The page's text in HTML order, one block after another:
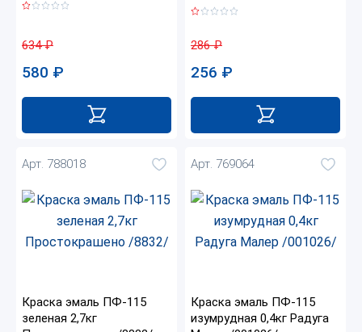
634₽
580 ₽
286₽
256 ₽
Арт. 788018
Краска эмаль ПФ-115
зеленая 2,7кг
Арт. 769064
Краска эмаль ПФ-115
изумрудная 0,4кг Радуга